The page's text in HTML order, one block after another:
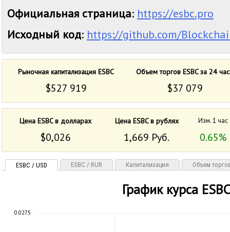
Официальная страница: https://esbc.pro
Исходный код: https://github.com/
Рыночная капитализация ESBC Объем торгов ESBC за 24
$527 919 $37 079
Цена ESBC в долларах Цена ESBC в рублях Изм. 1 час
$0,026 1,669 Руб. 0.65%
ESBC / USD ESBC / RUR Капитализация Объем
График курса ESBC
0.0275